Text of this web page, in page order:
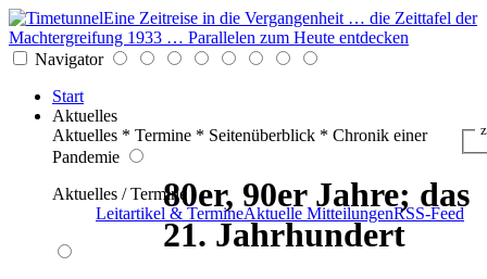
Eine Zeitreise in die Vergangenheit … die Zeittafel der
Machtergreifung 1933 … Parallelen zum Heute entdecken
Navigator
Start
Aktuelles
Aktuelles * Termine * Seitenüberblick * Chronik einer
Pandemie
Aktuelles / Termine
Leitartikel & TermineAktuelle MitteilungenRSS-Feed
80er, 90er Jahre; das
21. Jahrhundert